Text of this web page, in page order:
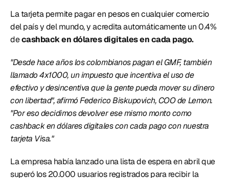
La tarjeta permite pagar en pesos en cualquier comercio
del país y del mundo, y acredita automáticamente un 0.4%
de cashback en dólares digitales en cada pago.
"Desde hace años los colombianos pagan el GMF, también
llamado 4x1000, un impuesto que incentiva el uso de
efectivo y desincentiva que la gente pueda mover su dinero
con libertad", afirmó Federico Biskupovich, COO de Lemon.
"Por eso decidimos devolver ese mismo monto como
cashback en dólares digitales con cada pago con nuestra
tarjeta Visa."
La empresa había lanzado una lista de espera en abril que
superó los 20.000 usuarios registrados para recibir la